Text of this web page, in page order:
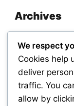
Archives
September
Categories
We respect
Cookies help
deliver
traffic. You
allow by